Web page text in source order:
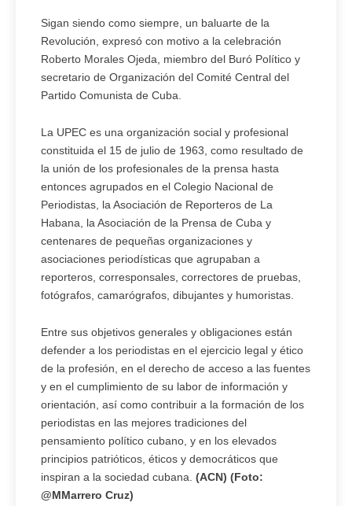
Sigan siendo como siempre, un baluarte de la
Revolución, expresó con motivo a la celebración
Roberto Morales Ojeda, miembro del Buró Político y
secretario de Organización del Comité Central del
Partido Comunista de Cuba.
La UPEC es una organización social y profesional
constituida el 15 de julio de 1963, como resultado de
la unión de los profesionales de la prensa hasta
entonces agrupados en el Colegio Nacional de
Periodistas, la Asociación de Reporteros de La
Habana, la Asociación de la Prensa de Cuba y
centenares de pequeñas organizaciones y
asociaciones periodísticas que agrupaban a
reporteros, corresponsales, correctores de pruebas,
fotógrafos, camarógrafos, dibujantes y humoristas.
Entre sus objetivos generales y obligaciones están
defender a los periodistas en el ejercicio legal y ético
de la profesión, en el derecho de acceso a las fuentes
y en el cumplimiento de su labor de información y
orientación, así como contribuir a la formación de los
periodistas en las mejores tradiciones del
pensamiento político cubano, y en los elevados
principios patrióticos, éticos y democráticos que
inspiran a la sociedad cubana. (ACN) (Foto:
@MMarrero Cruz)